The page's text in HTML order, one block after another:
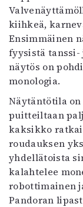
kiihkeä,
Ensimmäinen
fyysistä
näytös on
monologia.
Näytäntötila
puitteiltaan
kaksikko
roudauksen
yhdellätoista
kalahtelee
robottimainen
Pandoran